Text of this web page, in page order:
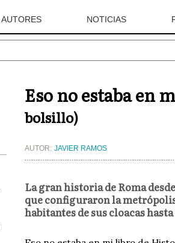
AUTORES NOTICIAS
Eso no estaba en
bolsillo)
AUTOR: JAVIER RAMOS
La gran historia de Roma
que configuraron la
habitantes de sus cloacas